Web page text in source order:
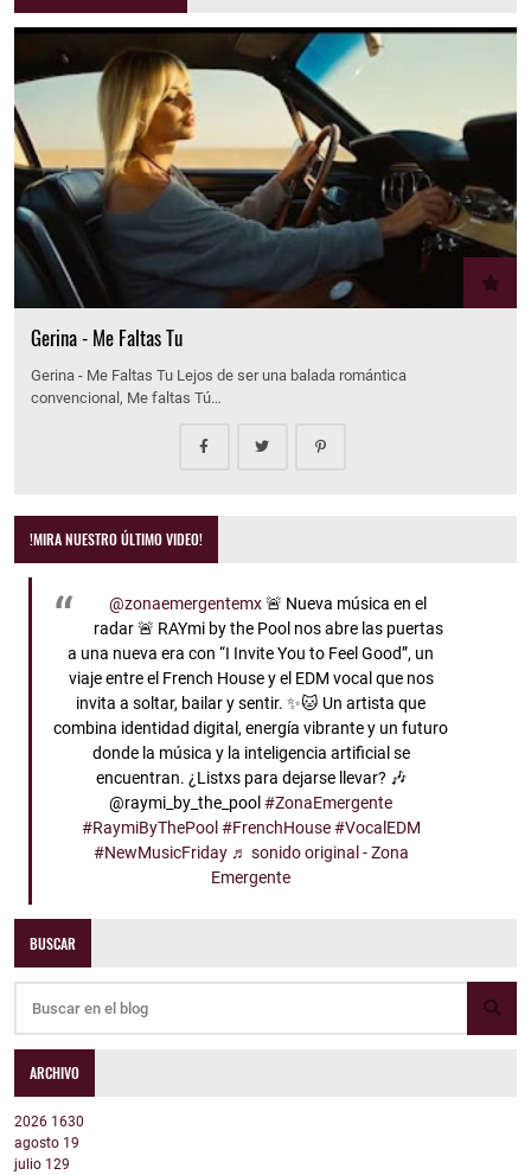
Gerina - Me Faltas Tu
Gerina - Me Faltas Tu Lejos de ser una balada romántica
convencional, Me faltas Tú…
!MIRA NUESTRO ÚLTIMO VIDEO!
@zonaemergentemx🚨 Nueva música en el
radar 🚨 RAYmi by the Pool nos abre las puertas
a una nueva era con “I Invite You to Feel Good”, un
viaje entre el French House y el EDM vocal que nos
invita a soltar, bailar y sentir. ✨🐱 Un artista que
combina identidad digital, energía vibrante y un futuro
donde la música y la inteligencia artificial se
encuentran. ¿Listxs para dejarse llevar? 🎶
@raymi_by_the_pool#ZonaEmergente
#RaymiByThePool #FrenchHouse #VocalEDM
#NewMusicFriday ♬ sonido original - Zona
Emergente
BUSCAR
ARCHIVO
2026 1630
agosto 19
julio 129